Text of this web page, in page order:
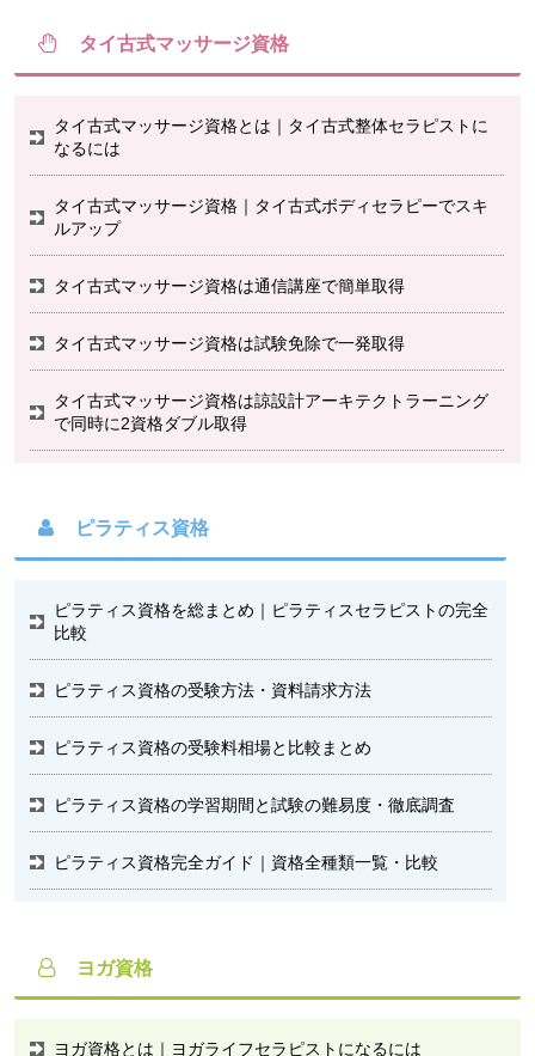
タイ古式マッサージ資格
タイ古式マッサージ資格とは｜タイ古式整体セラピストに
なるには
タイ古式マッサージ資格｜タイ古式ボディセラピーでスキ
ルアップ
タイ古式マッサージ資格は通信講座で簡単取得
タイ古式マッサージ資格は試験免除で一発取得
タイ古式マッサージ資格は諒設計アーキテクトラーニング
で同時に2資格ダブル取得
ピラティス資格
ピラティス資格を総まとめ｜ピラティスセラピストの完全
比較
ピラティス資格の受験方法・資料請求方法
ピラティス資格の受験料相場と比較まとめ
ピラティス資格の学習期間と試験の難易度・徹底調査
ピラティス資格完全ガイド｜資格全種類一覧・比較
ヨガ資格
ヨガ資格とは｜ヨガライフセラピストになるには